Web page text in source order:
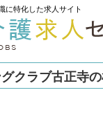
に特化した求人サイト
グクラブ古正寺